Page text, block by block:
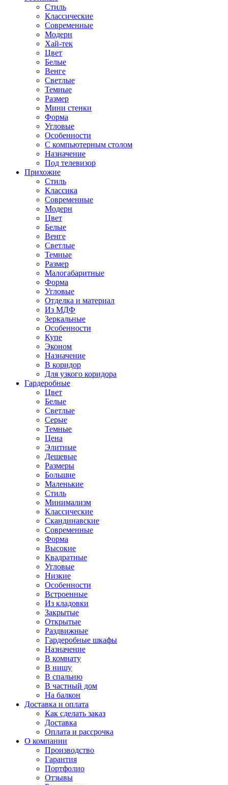
Стиль
Классические
Современные
Модерн
Хай-тек
Цвет
Белые
Венге
Светлые
Темные
Размер
Мини стенки
Форма
Угловые
Особенности
С компьютерным столом
Назначение
Под телевизор
Прихожие
Стиль
Классика
Современные
Модерн
Цвет
Белые
Венге
Светлые
Темные
Размер
Малогабаритные
Форма
Угловые
Отделка и материал
Из МДФ
Зеркальные
Особенности
Купе
Эконом
Назначение
В коридор
Для узкого коридора
Гардеробные
Цвет
Белые
Светлые
Серые
Темные
Цена
Элитные
Дешевые
Размеры
Большие
Маленькие
Стиль
Минимализм
Классические
Скандинавские
Современные
Форма
Высокие
Квадратные
Угловые
Низкие
Особенности
Встроенные
Из кладовки
Закрытые
Открытые
Раздвижные
Гардеробные шкафы
Назначение
В комнату
В нишу
В спальню
В частный дом
На балкон
Доставка и оплата
Как сделать заказ
Доставка
Оплата и рассрочка
О компании
Производство
Гарантия
Портфолио
Отзывы